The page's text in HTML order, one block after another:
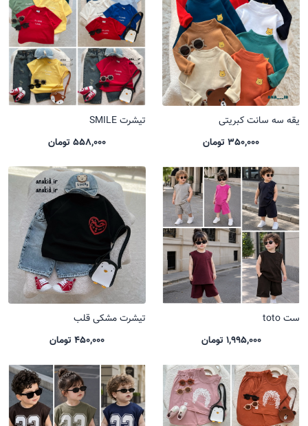
یقه سه سانت کبریتی
350,000 تومان
تیشرت SMILE
558,000 تومان
ست toto
1,995,000 تومان
تیشرت مشکی قلب
450,000 تومان